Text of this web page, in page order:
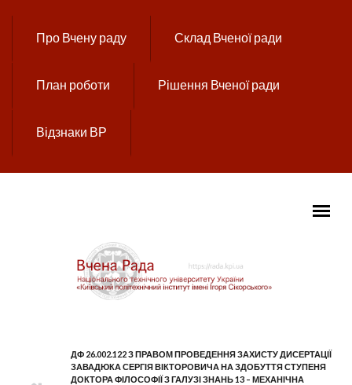
Про Вчену раду Склад Вченої ради
План роботи Рішення Вченої ради
Відзнаки ВР
ДФ 26.002.122 З ПРАВОМ ПРОВЕДЕННЯ ЗАХИСТУ ДИСЕРТАЦІЇ
ЗАВАДЮКА СЕРГІЯ ВІКТОРОВИЧА НА ЗДОБУТТЯ СТУПЕНЯ
ДОКТОРА ФІЛОСОФІЇ З ГАЛУЗІ ЗНАНЬ 13 – МЕХАНІЧНА